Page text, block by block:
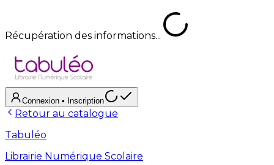
Récupération des informations...
Connexion • Inscription
Retour au catalogue
Tabuléo
Librairie Numérique Scolaire